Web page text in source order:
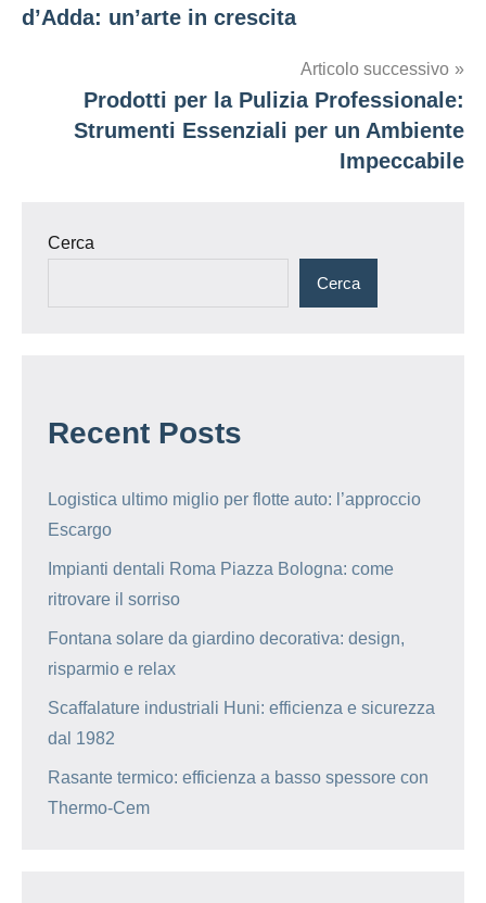
d’Adda: un’arte in crescita
Articolo successivo
Prodotti per la Pulizia Professionale:
Strumenti Essenziali per un Ambiente
Impeccabile
Cerca
Cerca
Recent Posts
Logistica ultimo miglio per flotte auto: l’approccio
Escargo
Impianti dentali Roma Piazza Bologna: come
ritrovare il sorriso
Fontana solare da giardino decorativa: design,
risparmio e relax
Scaffalature industriali Huni: efficienza e sicurezza
dal 1982
Rasante termico: efficienza a basso spessore con
Thermo-Cem